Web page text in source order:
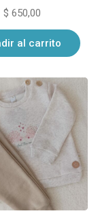
$ 650,00
al carrito